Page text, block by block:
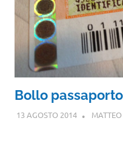
Bollo
13 AGOSTO 2014